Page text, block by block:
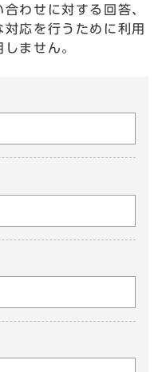
わせに対する回答、
応を行うために利用
ません。